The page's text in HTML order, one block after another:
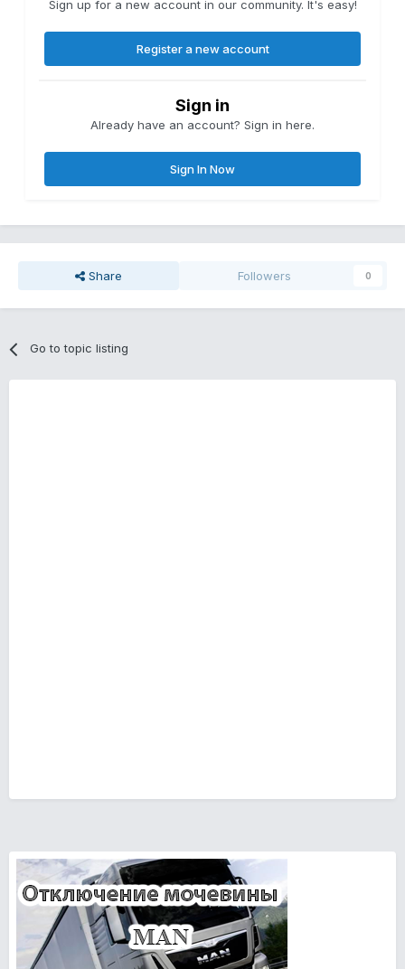
Sign up for a new account in our community. It's easy!
Register a new account
Sign in
Already have an account? Sign in here.
Sign In Now
Share Followers 0
Go to topic listing